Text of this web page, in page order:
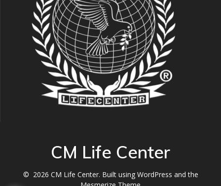
CM Life Center
© 2026 CM Life Center. Built using WordPress and the